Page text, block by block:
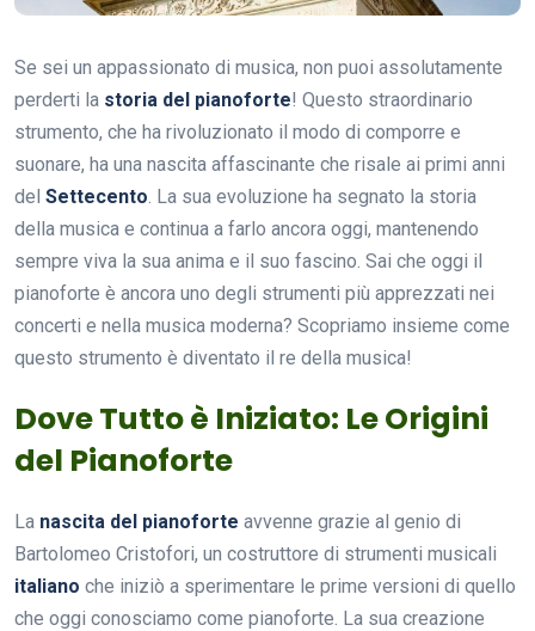
Se sei un appassionato di musica, non puoi assolutamente
perderti la storia del pianoforte! Questo straordinario
strumento, che ha rivoluzionato il modo di comporre e
suonare, ha una nascita affascinante che risale ai primi anni
del Settecento . La sua evoluzione ha segnato la storia
della musica e continua a farlo ancora oggi, mantenendo
sempre viva la sua anima e il suo fascino. Sai che oggi il
pianoforte è ancora uno degli strumenti più apprezzati nei
concerti e nella musica moderna? Scopriamo insieme come
questo strumento è diventato il re della musica!
Dove Tutto è Iniziato: Le Origini
del Pianoforte
La nascita del pianoforte avvenne grazie al genio di
Bartolomeo Cristofori, un costruttore di strumenti musicali
italiano che iniziò a sperimentare le prime versioni di quello
che oggi conosciamo come pianoforte. La sua creazione